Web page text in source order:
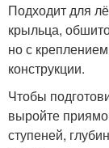
Подходит для
крыльца,
но с
конструкции.
Чтобы
выройте
ступеней,